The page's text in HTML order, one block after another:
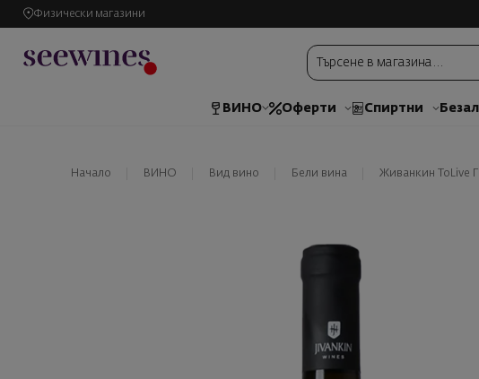
Физически магазини
ВИНО Оферти Спиртни
Начало ВИНО Вид вино Бели вина Живанкин ToLive